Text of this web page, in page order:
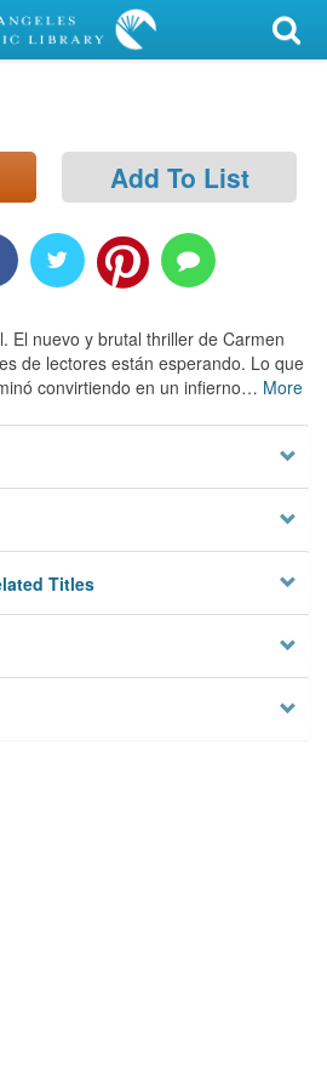
Add To List
El nuevo y brutal thriller de Carmen
de lectores están esperando. Lo que
convirtiendo en un infierno… More
Titles